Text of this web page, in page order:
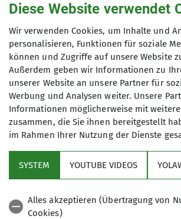
Das
m ist online
10.01.2022
Das Ausbildungsprogramm ist nun
Diese Website verwendet
Wir verwenden Cookies, um Inhalte und
personalisieren, Funktionen für soziale
können und Zugriffe auf unsere Website
Außerdem geben wir Informationen zu
unserer Website an unsere Partner für
Werbung und Analysen weiter. Unsere
Informationen möglicherweise mit
zusammen, die Sie ihnen bereitgestellt
im Rahmen Ihrer Nutzung der Dienste
SYSTEM YOUTUBE VIDEOS
Alles akzeptieren (Übertragung von
Cookies)